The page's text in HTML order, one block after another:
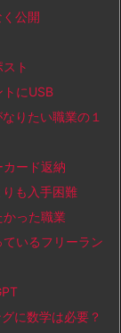
公開
ト
にUSB
りたい職業の１
ード返納
も入手困難
った職業
いるフリーラン
に数学は必要？